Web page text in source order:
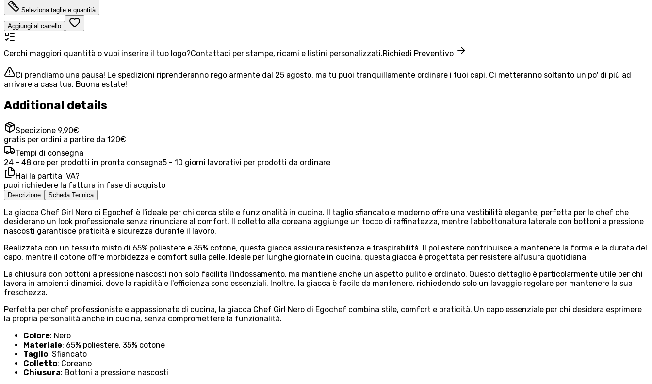
Seleziona taglie e quantità
Aggiungi al carrello
Cerchi maggiori quantità o vuoi inserire il tuo logo?Contattaci per stampe, ricami e listini personalizzati.Richiedi Preventivo
Ci prendiamo una pausa! Le spedizioni riprenderanno regolarmente dal 25 agosto, ma tu puoi tranquillamente ordinare i tuoi capi. Ci metteranno soltanto un po' di più ad
arrivare a casa tua. Buona estate!
Additional details
Spedizione 9,90€
gratis per ordini a partire da 120€
Tempi di consegna
24 - 48 ore per prodotti in pronta consegna5 - 10 giorni lavorativi per prodotti da ordinare
Hai la partita IVA?
puoi richiedere la fattura in fase di acquisto
Descrizione Scheda Tecnica
La giacca Chef Girl Nero di Egochef è l'ideale per chi cerca stile e funzionalità in cucina. Il taglio sfiancato e moderno offre una vestibilità elegante, perfetta per le chef che
desiderano un look professionale senza rinunciare al comfort. Il colletto alla coreana aggiunge un tocco di raffinatezza, mentre l'abbottonatura laterale con bottoni a pressione
nascosti garantisce praticità e sicurezza durante il lavoro.
Realizzata con un tessuto misto di 65% poliestere e 35% cotone, questa giacca assicura resistenza e traspirabilità. Il poliestere contribuisce a mantenere la forma e la durata del
capo, mentre il cotone offre morbidezza e comfort sulla pelle. Ideale per lunghe giornate in cucina, questa giacca è progettata per resistere all'usura quotidiana.
La chiusura con bottoni a pressione nascosti non solo facilita l'indossamento, ma mantiene anche un aspetto pulito e ordinato. Questo dettaglio è particolarmente utile per chi
lavora in ambienti dinamici, dove la rapidità e l'efficienza sono essenziali. Inoltre, la giacca è facile da mantenere, richiedendo solo un lavaggio regolare per mantenere la sua
freschezza.
Perfetta per chef professioniste e appassionate di cucina, la giacca Chef Girl Nero di Egochef combina stile, comfort e praticità. Un capo essenziale per chi desidera esprimere
la propria personalità anche in cucina, senza compromettere la funzionalità.
Colore: Nero
Materiale: 65% poliestere, 35% cotone
Taglio: Sfiancato
Colletto: Coreano
Chiusura: Bottoni a pressione nascosti